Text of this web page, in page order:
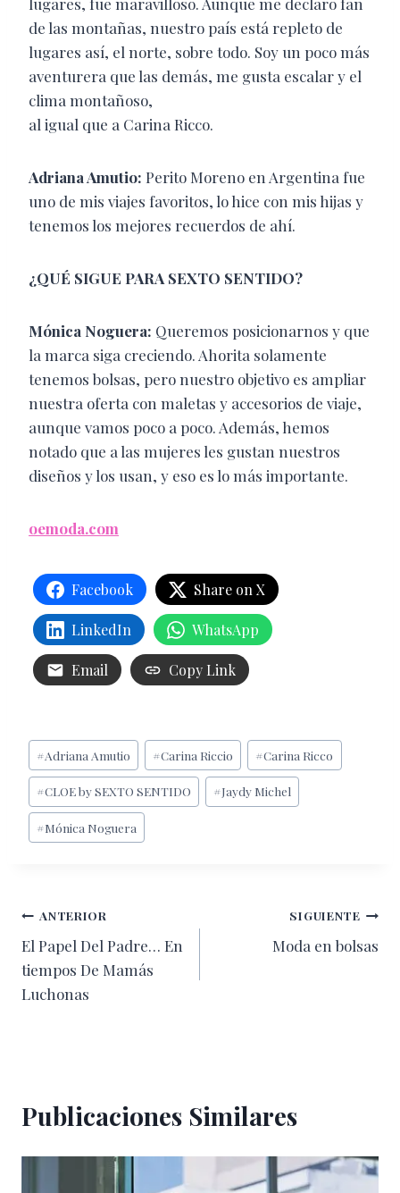
de las montañas, nuestro país está repleto de
lugares así, el norte, sobre todo. Soy un poco más
aventurera que las demás, me gusta escalar y el
clima montañoso,
al igual que a Carina Ricco.
Adriana Amutio: Perito Moreno en Argentina fue
uno de mis viajes favoritos, lo hice con mis hijas y
tenemos los mejores recuerdos de ahí.
¿QUÉ SIGUE PARA SEXTO SENTIDO?
Mónica Noguera: Queremos posicionarnos y que
la marca siga creciendo. Ahorita solamente
tenemos bolsas, pero nuestro objetivo es ampliar
nuestra oferta con maletas y accesorios de viaje,
aunque vamos poco a poco. Además, hemos
notado que a las mujeres les gustan nuestros
diseños y los usan, y eso es lo más importante.
oemoda.com
Facebook Share on X
LinkedIn WhatsApp
Email Copy Link
Etiquetas
de
la
entrada:
#Adriana Amutio #Carina Riccio #Carina Ricco
#CLOE by SEXTO SENTIDO #Jaydy Michel
#Mónica Noguera
Navegación
de
entradas
ANTERIOR
El Papel Del Padre… En
tiempos De Mamás
Luchonas
SIGUIENTE
Moda en bolsas
Publicaciones Similares